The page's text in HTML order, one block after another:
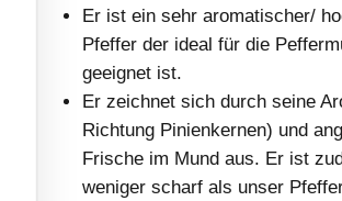
Er ist ein sehr aromatischer/
Pfeffer der ideal für die
geeignet ist.
Er zeichnet sich durch seine
Richtung Pinienkernen) und
Frische im Mund aus. Er ist
weniger scharf als unser